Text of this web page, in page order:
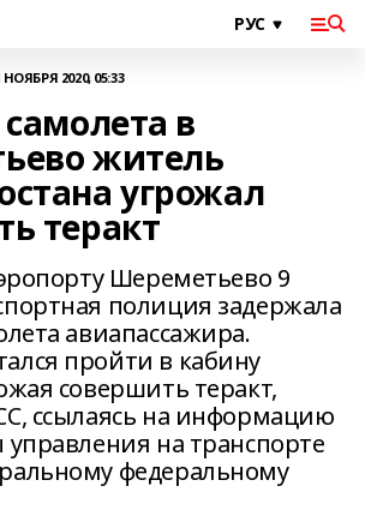
НОЯБРЯ 2020, 05:33
в
житель
угрожал
теракт
Шереметьево 9
полиция задержала
авиапассажира.
пройти в кабину
совершить теракт,
ссылаясь на информацию
управления на транспорте
федеральному